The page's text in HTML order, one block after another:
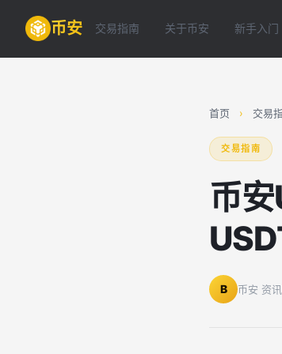
币安 交易指南 关于币安 新手入门
首页 › 交易
交易指南
币
B 币安 资